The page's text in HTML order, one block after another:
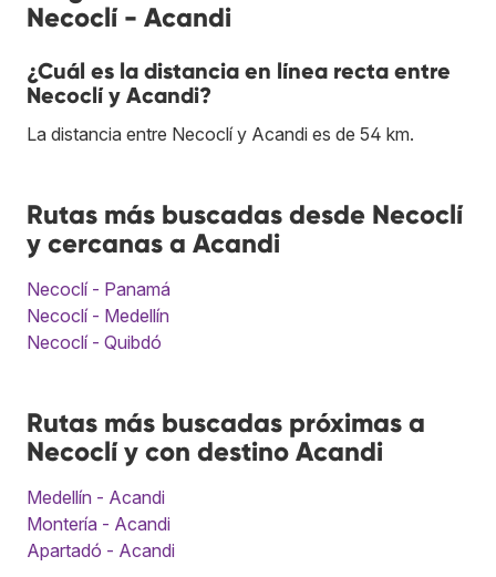
Necoclí - Acandi
¿Cuál es la distancia en línea recta entre
Necoclí y Acandi?
La distancia entre Necoclí y Acandi es de 54 km.
Rutas más buscadas desde Necoclí
y cercanas a Acandi
Necoclí - Panamá
Necoclí - Medellín
Necoclí - Quibdó
Rutas más buscadas próximas a
Necoclí y con destino Acandi
Medellín - Acandi
Montería - Acandi
Apartadó - Acandi